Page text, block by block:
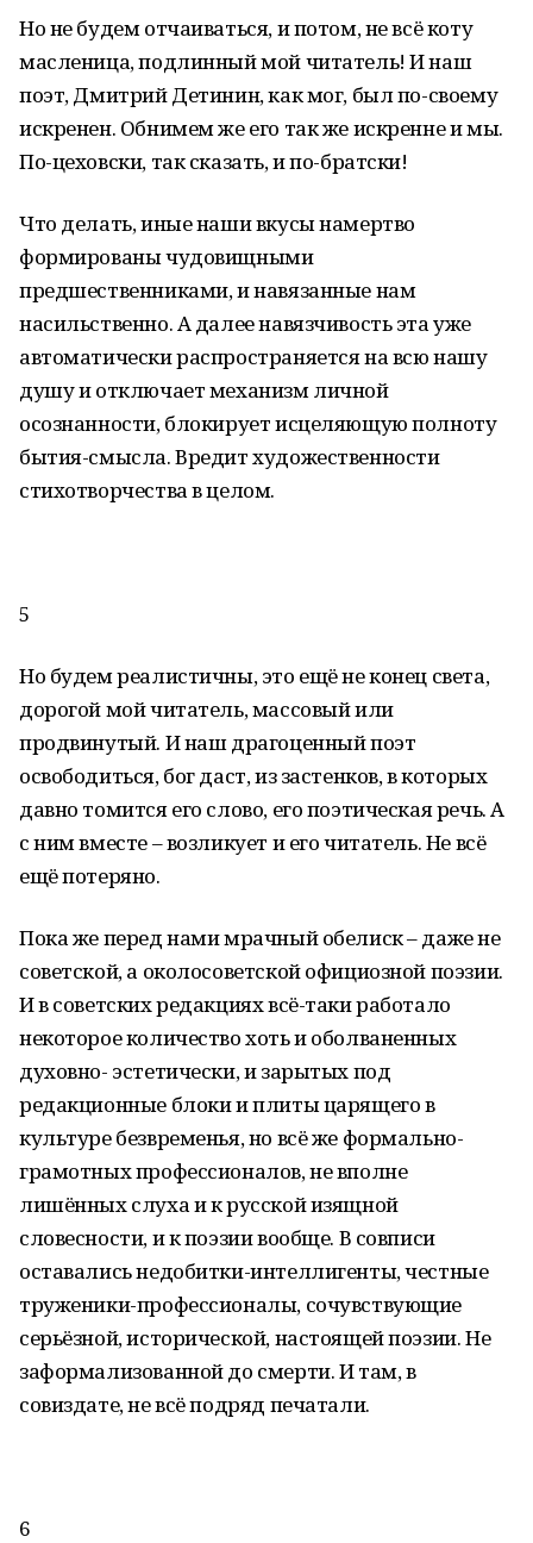
Но не будем отчаиваться, и потом, не всё коту
масленица, подлинный мой читатель! И наш
поэт, Дмитрий Детинин, как мог, был по-своему
искренен. Обнимем же его так же искренне и мы.
По-цеховски, так сказать, и по-братски!
Что делать, иные наши вкусы намертво
формированы чудовищными
предшественниками, и навязанные нам
насильственно. А далее навязчивость эта уже
автоматически распространяется на всю нашу
душу и отключает механизм личной
осознанности, блокирует исцеляющую полноту
бытия-смысла. Вредит художественности
стихотворчества в целом.
5
Но будем реалистичны, это ещё не конец света,
дорогой мой читатель, массовый или
продвинутый. И наш драгоценный поэт
освободиться, бог даст, из застенков, в которых
давно томится его слово, его поэтическая речь. А
с ним вместе – возликует и его читатель. Не всё
ещё потеряно.
Пока же перед нами мрачный обелиск – даже не
советской, а околосоветской официозной поэзии.
И в советских редакциях всё-таки работало
некоторое количество хоть и оболваненных
духовно- эстетически, и зарытых под
редакционные блоки и плиты царящего в
культуре безвременья, но всё же формально-
грамотных профессионалов, не вполне
лишённых слуха и к русской изящной
словесности, и к поэзии вообще. В совписи
оставались недобитки-интеллигенты, честные
труженики-профессионалы, сочувствующие
серьёзной, исторической, настоящей поэзии. Не
заформализованной до смерти. И там, в
совиздате, не всё подряд печатали.
6